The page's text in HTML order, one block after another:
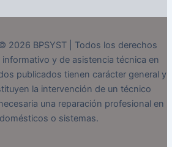
2026 BPSYST | Todos los derechos
y de asistencia técnica en
publicados tienen carácter general y
la intervención de un técnico
una reparación profesional en
o sistemas.